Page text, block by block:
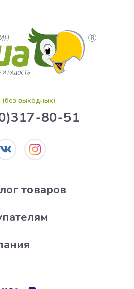
(без выходных)
80-51
товаров